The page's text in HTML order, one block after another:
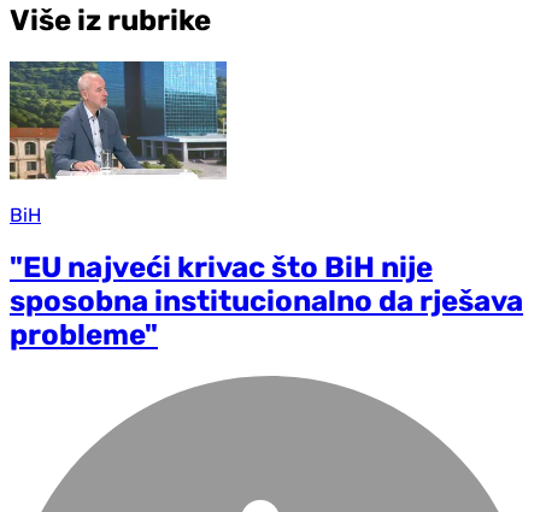
Više iz rubrike
BiH
"EU najveći krivac što BiH nije
sposobna institucionalno da rješava
probleme"